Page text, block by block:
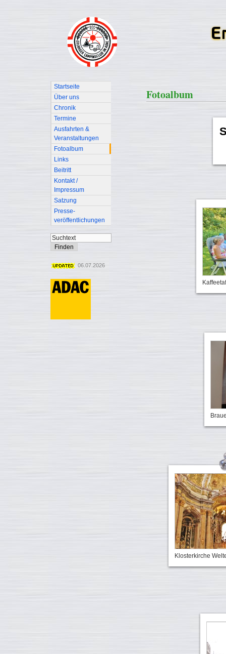
Fotoalbum
Klosterkirche
Startseite
Über uns
Chronik
Termine
Ausfahrten &
Veranstaltungen
Fotoalbum
Links
Beitritt
Kontakt /
Impressum
Satzung
Presse-
veröffentlichungen
06.07.2026